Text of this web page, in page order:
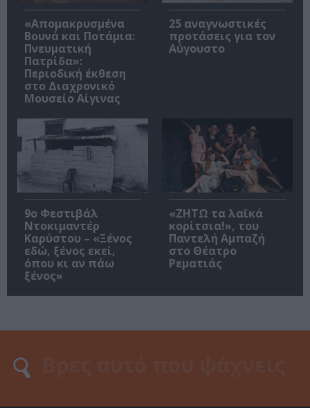
«Απομακρυσμένα
Βουνά και Ποτάμια:
Πνευματική
Πατρίδα»:
Περιοδική έκθεση
στο Διαχρονικό
Μουσείο Αίγινας
25 αναγνωστικές
προτάσεις για τον
Αύγουστο
9ο Φεστιβάλ
Ντοκιμαντέρ
Καρύστου – «Ξένος
εδώ, ξένος εκεί,
όπου κι αν πάω
ξένος»
«ΖΗΤΩ τα λαϊκά
κορίτσια!», του
Παντελή Αμπαζή
στο Θέατρο
Ρεματιάς